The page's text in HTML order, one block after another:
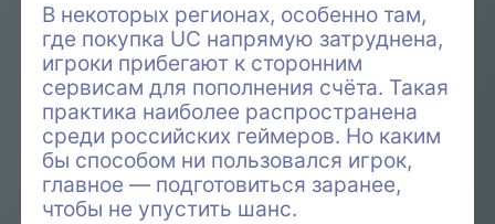
В некоторых регионах, особенно там,
где покупка UC напрямую затруднена,
игроки прибегают к сторонним
сервисам для пополнения счёта. Такая
практика наиболее распространена
среди российских геймеров. Но каким
бы способом ни пользовался игрок,
главное — подготовиться заранее,
чтобы не упустить шанс.